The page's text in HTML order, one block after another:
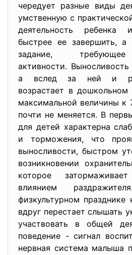
чередует разные виды
умственную с
деятельность
быстрее ее завершить, а
задание, требующее
активности.
а вслед за ней и
возрастает в дошкольном
максимальной величины к
почти не меняется. В
для детей характерна
и торможения, что
выносливости, быстром
возникновении
которое
влиянием
физкультурном празднике
вдруг перестает слышать
участвовать в общей
поведение - сигнал
нервная система малыша